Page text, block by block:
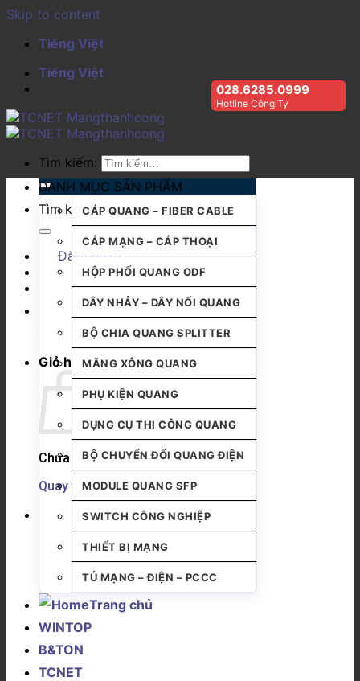
Skip to content
Tiếng Việt
Tiếng Việt
028.6285.0999
Hotline Công Ty
Tìm kiếm:
Tìm kiếm:
Đăng nhập
Giỏ hàng
Chưa có sản phẩm trong giỏ hàng.
Quay trở lại cửa hàng
DANH MỤC SẢN PHẨM
CÁP QUANG – FIBER CABLE
CÁP MẠNG – CÁP THOẠI
HỘP PHỐI QUANG ODF
DÂY NHẢY – DÂY NỐI QUANG
BỘ CHIA QUANG SPLITTER
MĂNG XÔNG QUANG
PHỤ KIỆN QUANG
DỤNG CỤ THI CÔNG QUANG
BỘ CHUYỂN ĐỔI QUANG ĐIỆN
MODULE QUANG SFP
SWITCH CÔNG NGHIỆP
THIẾT BỊ MẠNG
TỦ MẠNG – ĐIỆN – PCCC
Trang chủ
WINTOP
B&TON
TCNET